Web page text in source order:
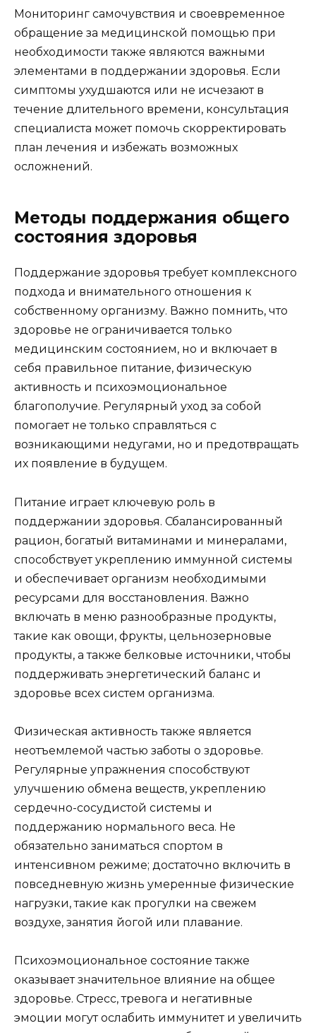
Мониторинг самочувствия и своевременное
обращение за медицинской помощью при
необходимости также являются важными
элементами в поддержании здоровья. Если
симптомы ухудшаются или не исчезают в
течение длительного времени, консультация
специалиста может помочь скорректировать
план лечения и избежать возможных
осложнений.
Методы поддержания общего
состояния здоровья
Поддержание здоровья требует комплексного
подхода и внимательного отношения к
собственному организму. Важно помнить, что
здоровье не ограничивается только
медицинским состоянием, но и включает в
себя правильное питание, физическую
активность и психоэмоциональное
благополучие. Регулярный уход за собой
помогает не только справляться с
возникающими недугами, но и предотвращать
их появление в будущем.
Питание играет ключевую роль в
поддержании здоровья. Сбалансированный
рацион, богатый витаминами и минералами,
способствует укреплению иммунной системы
и обеспечивает организм необходимыми
ресурсами для восстановления. Важно
включать в меню разнообразные продукты,
такие как овощи, фрукты, цельнозерновые
продукты, а также белковые источники, чтобы
поддерживать энергетический баланс и
здоровье всех систем организма.
Физическая активность также является
неотъемлемой частью заботы о здоровье.
Регулярные упражнения способствуют
улучшению обмена веществ, укреплению
сердечно-сосудистой системы и
поддержанию нормального веса. Не
обязательно заниматься спортом в
интенсивном режиме; достаточно включить в
повседневную жизнь умеренные физические
нагрузки, такие как прогулки на свежем
воздухе, занятия йогой или плавание.
Психоэмоциональное состояние также
оказывает значительное влияние на общее
здоровье. Стресс, тревога и негативные
эмоции могут ослабить иммунитет и увеличить